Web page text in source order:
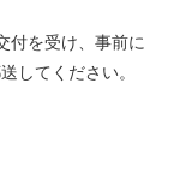
付を受け、事前に
してください。